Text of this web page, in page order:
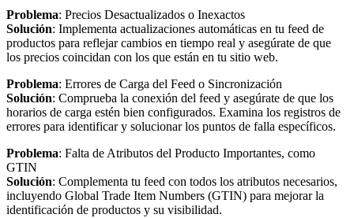
Problema: Precios Desactualizados o Inexactos
Solución: Implementa actualizaciones automáticas en tu feed de
productos para reflejar cambios en tiempo real y asegúrate de que
los precios coincidan con los que están en tu sitio web.
Problema: Errores de Carga del Feed o Sincronización
Solución: Comprueba la conexión del feed y asegúrate de que los
horarios de carga estén bien configurados. Examina los registros de
errores para identificar y solucionar los puntos de falla específicos.
Problema: Falta de Atributos del Producto Importantes, como
GTIN
Solución: Complementa tu feed con todos los atributos necesarios,
incluyendo Global Trade Item Numbers (GTIN) para mejorar la
identificación de productos y su visibilidad.